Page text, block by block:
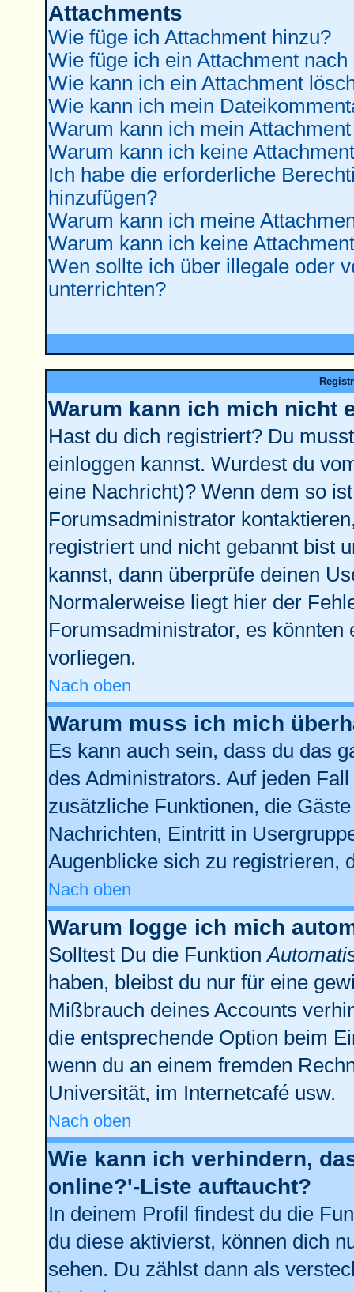
Attachments
Wie füge ich Attachment hinzu?
Wie füge ich ein Attachment
Wie kann ich ein Attachment
Wie kann ich mein
Warum kann ich mein
Warum kann ich keine
Ich habe die erforderliche
hinzufügen?
Warum kann ich meine
Warum kann ich keine
Wen sollte ich über illegale oder
unterrichten?
Warum kann ich mich nicht
Hast du dich registriert? Du
einloggen kannst. Wurdest du
eine Nachricht)? Wenn dem so
Forumsadministrator
registriert und nicht gebannt bist
kannst, dann überprüfe deinen
Normalerweise liegt hier der
Forumsadministrator, es
vorliegen.
Nach oben
Warum muss ich mich
Es kann auch sein, dass du das
des Administrators. Auf jeden
zusätzliche Funktionen, die
Nachrichten, Eintritt in
Augenblicke sich zu registrieren,
Nach oben
Warum logge ich mich
Solltest Du die Funktion
haben, bleibst du nur für eine
Mißbrauch deines Accounts
die entsprechende Option beim
wenn du an einem fremden
Universität, im Internetcafé usw.
Nach oben
Wie kann ich verhindern,
online?'-Liste auftaucht?
In deinem Profil findest du die
du diese aktivierst, können dich
sehen. Du zählst dann als